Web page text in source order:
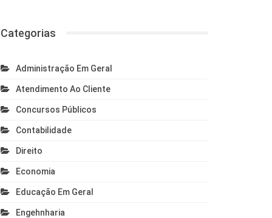
Categorias
Administração Em Geral
Atendimento Ao Cliente
Concursos Públicos
Contabilidade
Direito
Economia
Educação Em Geral
Engehnharia